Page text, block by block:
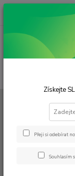
(Po-Pá, 6:30-15 hod.)
Získejte
Přeji si odebírat
Souhlasím